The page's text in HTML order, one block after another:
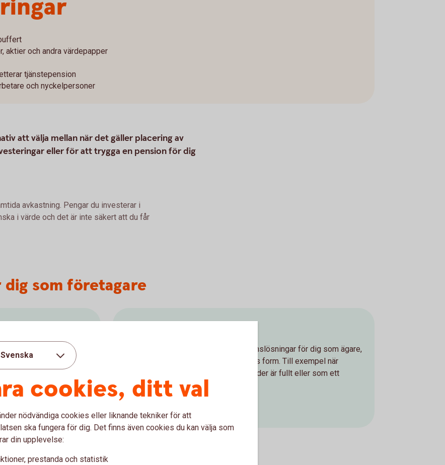
aktier och andra värdepapper
tjänstepension
och nyckelpersoner
att välja mellan när det gäller placering av
eller för att trygga en pension för dig
avkastning. Pengar du investerar i
i värde och det är inte säkert att du får
som företagare
med
på ett företagskonto
Välj
Fond
Det finns möjlighet till flexibla pensionslösningar för dig som ägare,
där man använder kapitalförsäkringens form. Till exempel när
avdragsutrymmet för pensionskostnader är fullt eller som ett
alternativ till en tjänstepension.
Direktpension
Svenska
cookies, ditt val
nödvändiga cookies eller liknande tekniker för att
ska fungera för dig. Det finns även cookies du kan välja som
din upplevelse:
prestanda och statistik